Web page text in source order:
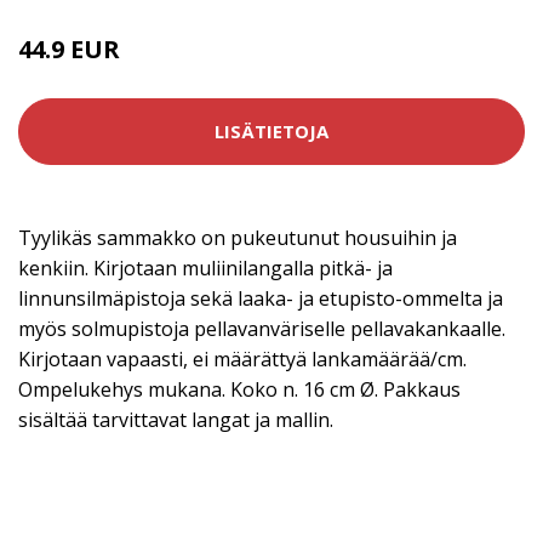
44.9 EUR
LISÄTIETOJA
Tyylikäs sammakko on pukeutunut housuihin ja
kenkiin. Kirjotaan muliinilangalla pitkä- ja
linnunsilmäpistoja sekä laaka- ja etupisto-ommelta ja
myös solmupistoja pellavanväriselle pellavakankaalle.
Kirjotaan vapaasti, ei määrättyä lankamäärää/cm.
Ompelukehys mukana. Koko n. 16 cm Ø. Pakkaus
sisältää tarvittavat langat ja mallin.